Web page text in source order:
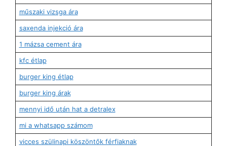
műszaki vizsga ára
saxenda injekció ára
1 mázsa cement ára
kfc étlap
burger king étlap
burger king árak
mennyi idő után hat a detralex
mi a whatsapp számom
vicces szülinapi köszöntők férfiaknak